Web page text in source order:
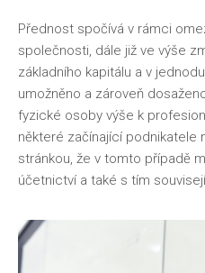
Přednost spočívá v rámci
společnosti, dále již ve výše
základního kapitálu a v
umožněno a zároveň
fyzické osoby výše k
některé začínající podnikatele
stránkou, že v tomto případě
účetnictví a také s tím